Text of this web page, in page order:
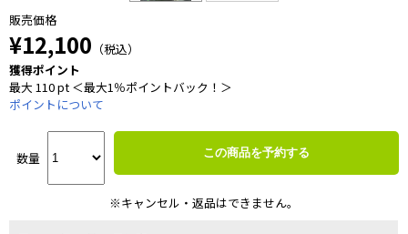
販売価格
¥12,100 （税込）
獲得ポイント
最大 110 pt ＜最大1％ポイントバック！＞
ポイントについて
数量 この商品を予約する
※キャンセル・返品はできません。